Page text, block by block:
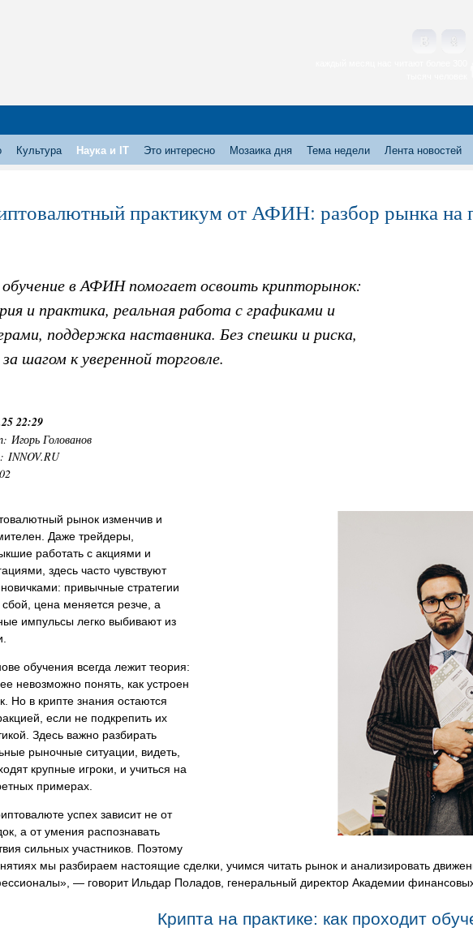
Культура Наука и IT Это интересно Мозаика дня Тема недели Лента новостей
практикум от АФИН: разбор рынка на
в АФИН помогает освоить крипторынок:
и практика, реальная работа с графиками и
поддержка наставника. Без спешки и риска,
шагом к уверенной торговле.
22:29
Игорь Голованов
INNOV.RU
рынок изменчив и
Даже трейдеры,
работать с акциями и
здесь часто чувствуют
привычные стратегии
цена меняется резче, а
импульсы легко выбивают из
обучения всегда лежит теория:
невозможно понять, как устроен
Но в крипте знания остаются
если не подкрепить их
Здесь важно разбирать
рыночные ситуации, видеть,
крупные игроки, и учиться на
примерах.
успех зависит не от
а от умения распознавать
сильных участников. Поэтому
мы разбираем настоящие сделки, учимся читать рынок и анализировать
— говорит Ильдар Поладов, генеральный директор Академии финансовых
Крипта на практике: как проходит